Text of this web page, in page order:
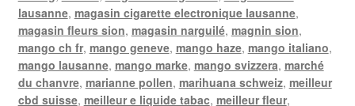
lausanne, magasin cigarette electronique lausanne,
magasin fleurs sion, magasin narguilé, magnin sion,
mango ch fr, mango geneve, mango haze, mango italiano,
mango lausanne, mango marke, mango svizzera, marché
du chanvre, marianne pollen, marihuana schweiz, meilleur
cbd suisse, meilleur e liquide tabac, meilleur fleur,